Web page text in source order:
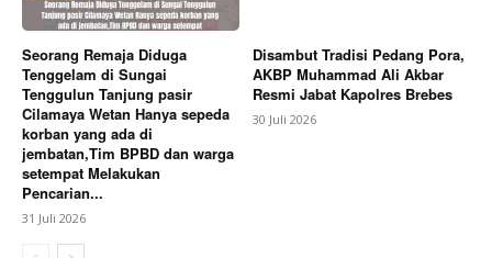
Seorang Remaja Diduga
Tenggelam di Sungai
Tenggulun Tanjung pasir
Cilamaya Wetan Hanya sepeda
korban yang ada di
jembatan,Tim BPBD dan warga
setempat Melakukan
Pencarian...
31 Juli 2026
Disambut Tradisi Pedang Pora,
AKBP Muhammad Ali Akbar
Resmi Jabat Kapolres Brebes
30 Juli 2026